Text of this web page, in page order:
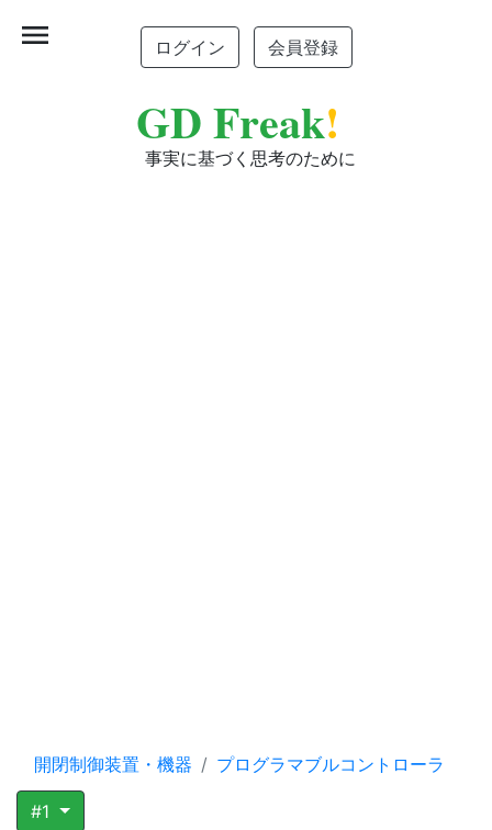
ログイン 会員登録
GD Freak!
事実に基づく思考のために
menu
開閉制御装置・機器 プログラマブルコントローラ
#1